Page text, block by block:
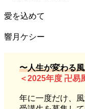
愛を込めて
響月ケシー
〜人生が変わる
＜2025年度 卍易
年に一度だけ、